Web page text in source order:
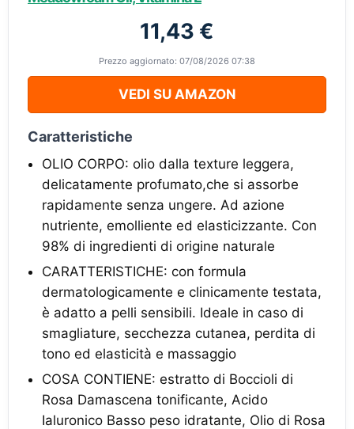
11,43 €
Prezzo aggiornato: 07/08/2026 07:38
VEDI SU AMAZON
Caratteristiche
OLIO CORPO: olio dalla texture leggera,
delicatamente profumato,che si assorbe
rapidamente senza ungere. Ad azione
nutriente, emolliente ed elasticizzante. Con
98% di ingredienti di origine naturale
CARATTERISTICHE: con formula
dermatologicamente e clinicamente testata,
è adatto a pelli sensibili. Ideale in caso di
smagliature, secchezza cutanea, perdita di
tono ed elasticità e massaggio
COSA CONTIENE: estratto di Boccioli di
Rosa Damascena tonificante, Acido
Ialuronico Basso peso idratante, Olio di Rosa